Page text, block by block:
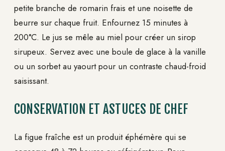
petite branche de romarin frais et une noisette de
beurre sur chaque fruit. Enfournez 15 minutes à
200°C. Le jus se mêle au miel pour créer un sirop
sirupeux. Servez avec une boule de glace à la vanille
ou un sorbet au yaourt pour un contraste chaud-froid
saisissant.
CONSERVATION ET ASTUCES DE CHEF
La figue fraîche est un produit éphémère qui se